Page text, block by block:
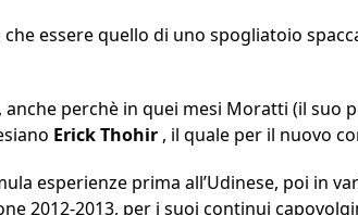
essere quello di uno spogliatoio
perchè in quei mesi Moratti (il suo
Erick Thohir , il quale per il nuovo
esperienze prima all’Udinese, poi in
2012-2013, per i suoi continui